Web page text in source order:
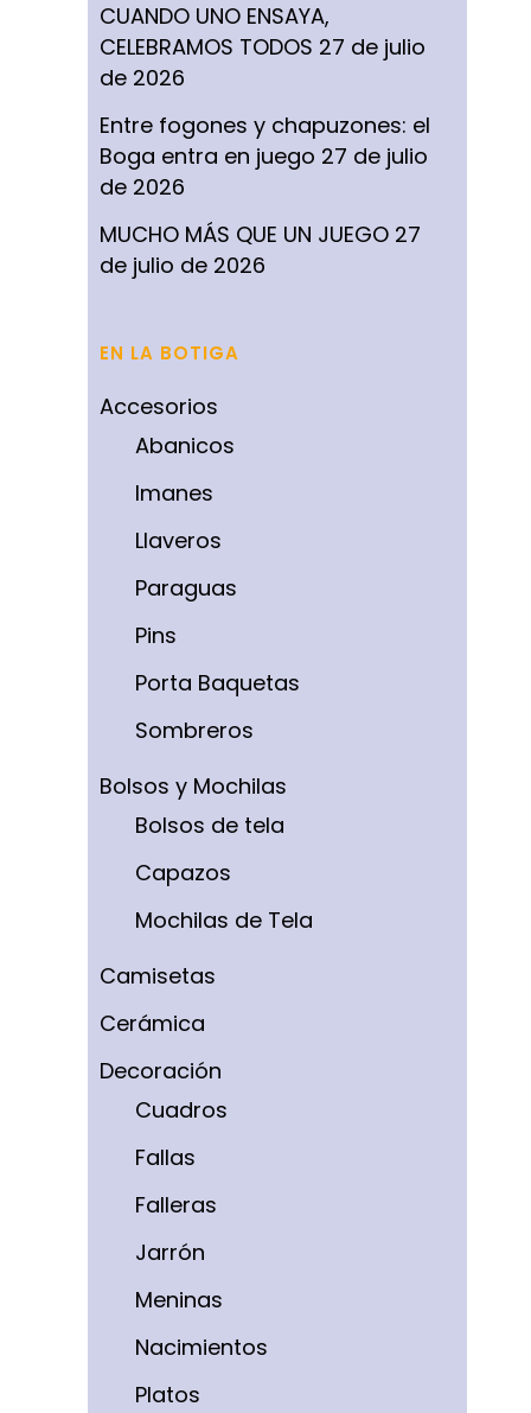
CUANDO UNO ENSAYA,
CELEBRAMOS TODOS 27 de julio
de 2026
Entre fogones y chapuzones: el
Boga entra en juego 27 de julio
de 2026
MUCHO MÁS QUE UN JUEGO 27
de julio de 2026
EN LA BOTIGA
Accesorios
Abanicos
Imanes
Llaveros
Paraguas
Pins
Porta Baquetas
Sombreros
Bolsos y Mochilas
Bolsos de tela
Capazos
Mochilas de Tela
Camisetas
Cerámica
Decoración
Cuadros
Fallas
Falleras
Jarrón
Meninas
Nacimientos
Platos